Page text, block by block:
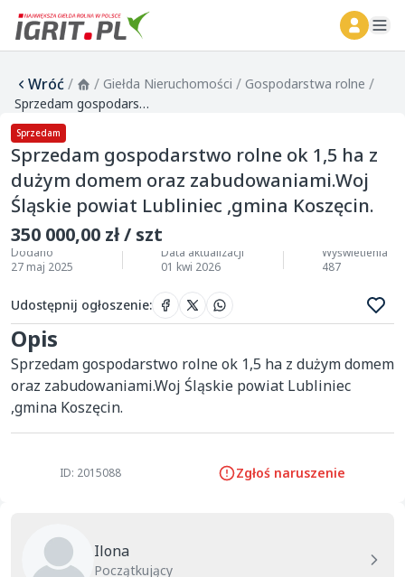
Wróć/ / Giełda Nieruchomości / Gospodarstwa rolne /
Sprzedam gospodarstwo rolne ok 1,5 ha z dużym domem oraz zabudowaniami.Woj Śląskie powiat Lubliniec ,gmina Koszęcin.
Sprzedam
Sprzedam gospodarstwo rolne ok 1,5 ha z
dużym domem oraz zabudowaniami.Woj
Śląskie powiat Lubliniec ,gmina Koszęcin.
350 000,00 zł / szt
Dodano
27 maj 2025
Data aktualizacji
01 kwi 2026
Wyświetlenia
487
Udostępnij ogłoszenie:
Opis
Sprzedam gospodarstwo rolne ok 1,5 ha z dużym domem
oraz zabudowaniami.Woj Śląskie powiat Lubliniec
,gmina Koszęcin.
ID: 2015088 Zgłoś naruszenie
Ilona
Początkujący